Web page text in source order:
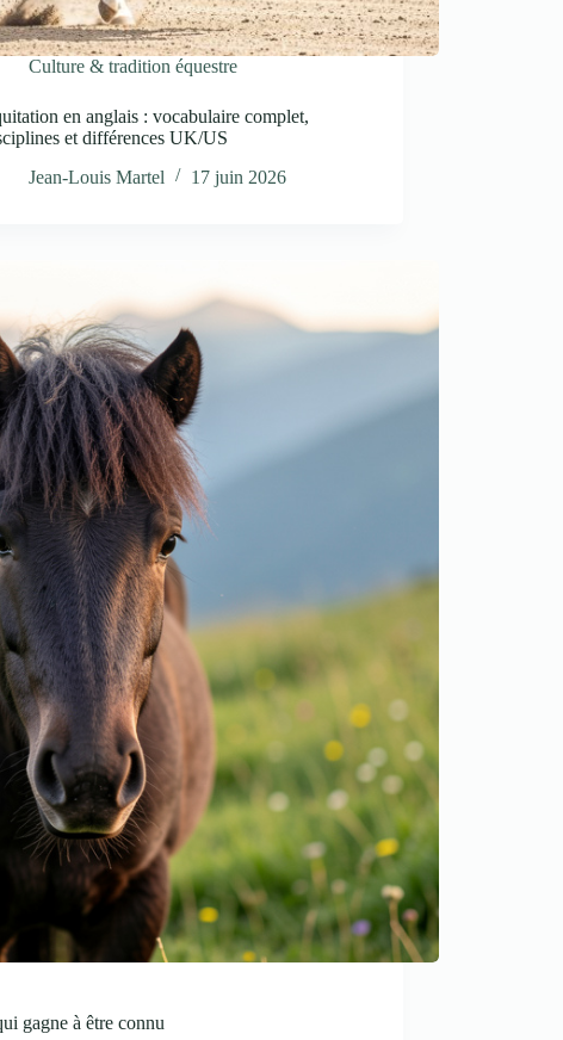
Culture & tradition équestre
en anglais : vocabulaire complet,
et différences UK/US
Jean-Louis Martel
17 juin 2026
gagne à être connu